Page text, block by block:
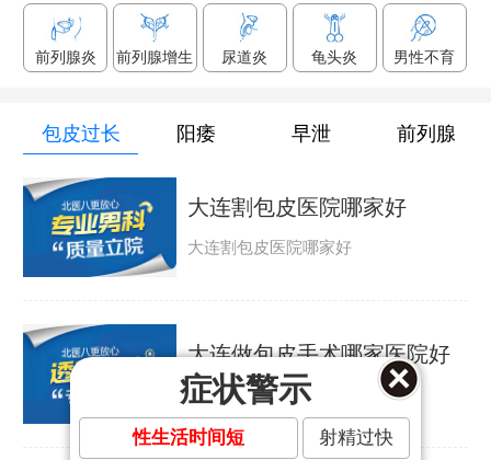
前列腺炎 前列腺增生 尿道炎 龟头炎 男性不育
包皮过长 阳痿 早泄 前列腺
大连割包皮医院哪家好
大连割包皮医院哪家好
大连做包皮手术哪家医院好
大连做包皮手术哪家医院好
症状警示
性生活时间短 射精过快